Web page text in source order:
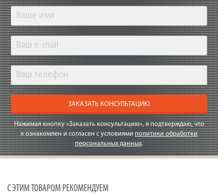
ЗАКАЗАТЬ КОНСУЛЬТАЦИЮ
Нажимая кнопку «Заказать консультацию», я подтверждаю, что
я ознакомлен и согласен с условиями политики обработки
персональных данных.
С ЭТИМ ТОВАРОМ РЕКОМЕНДУЕМ